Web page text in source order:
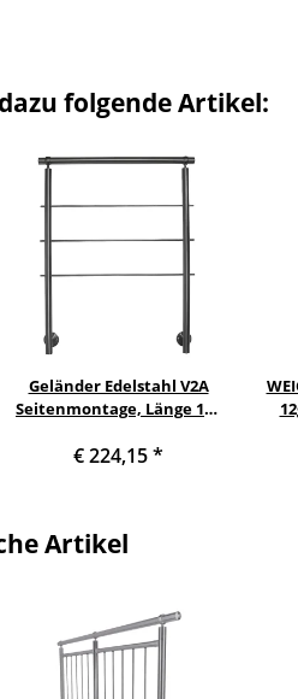
folgende Artikel:
Geländer Edelstahl V2A
Seitenmontage, Länge 140
Querstreben und
€ 224,15*
Artikel